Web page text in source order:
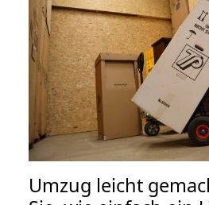
Umzug leicht